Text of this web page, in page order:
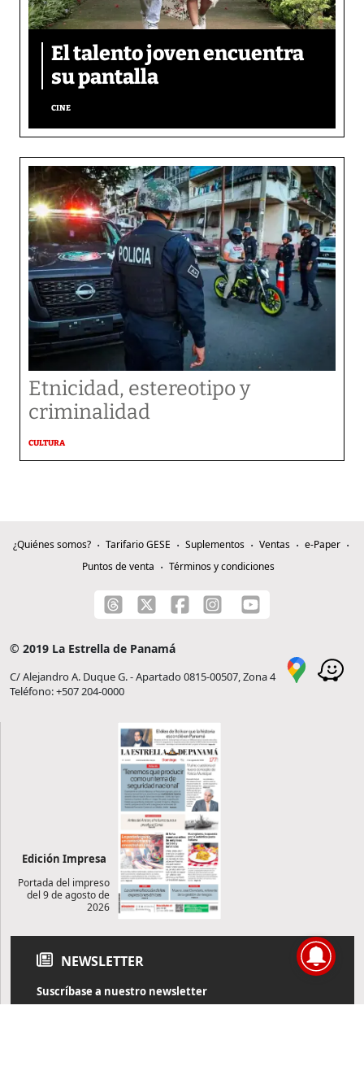
El talento joven encuentra
su pantalla​
CINE
Etnicidad, estereotipo y
criminalidad
CULTURA
¿Quiénes somos? Tarifario GESE Suplementos Ventas
e-Paper
Puntos de venta
Términos y condiciones
© 2019 La Estrella de Panamá
C/ Alejandro A. Duque G. - Apartado 0815-00507, Zona 4
Teléfono: +507 204-0000
Edición Impresa
Portada del impreso
del 9 de agosto de
2026
NEWSLETTER
Suscríbase a nuestro newsletter
Reciba diariamente información de actualidad directamente en